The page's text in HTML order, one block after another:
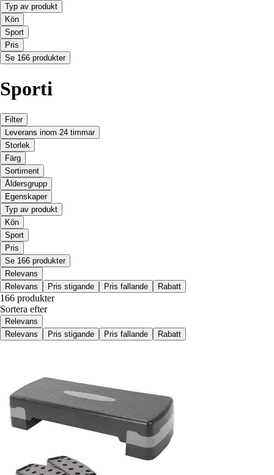
Typ av produkt
Kön
Sport
Pris
Se 166 produkter
Sporti
Filter
Leverans inom 24 timmar
Storlek
Färg
Sortiment
Åldersgrupp
Egenskaper
Typ av produkt
Kön
Sport
Pris
Se 166 produkter
Relevans
Relevans
Pris stigande Pris fallande Rabatt
166 produkter
Sortera efter
Relevans
Relevans
Pris stigande Pris fallande Rabatt